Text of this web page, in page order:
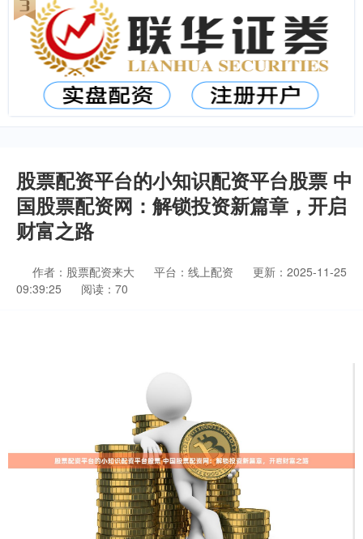
股票配资平台的小知识配资平台股票 中
国股票配资网：解锁投资新篇章，开启
财富之路
作者：股票配资来大 平台：线上配资
更新：2025-11-25
09:39:25
阅读：70